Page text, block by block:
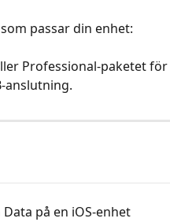
passar din enhet:
Professional-paketet
anslutning.
på en iOS-enhet